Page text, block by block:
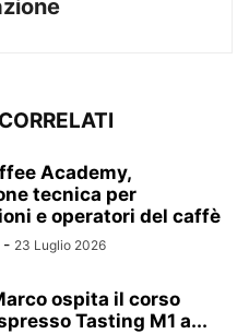
Academy,
tecnica per
e operatori del caffè
- 23 Luglio 2026
ospita il corso
Tasting M1 a...